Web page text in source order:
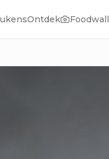
Ontdek Foodwall